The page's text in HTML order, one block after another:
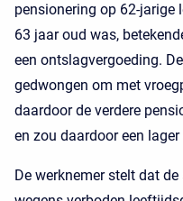
pensionering op 62-jarige
63 jaar oud was,
een ontslagvergoeding.
gedwongen om met
daardoor de verdere
en zou daardoor een
De werknemer stelt dat